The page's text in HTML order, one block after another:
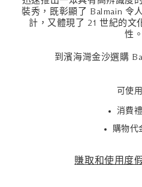
裝秀，既彰顯了 Balmain 令
計，又體現了 21 世紀的文
性。
到濱海灣金沙選購
可使用
消費
購物代
賺取和使用度